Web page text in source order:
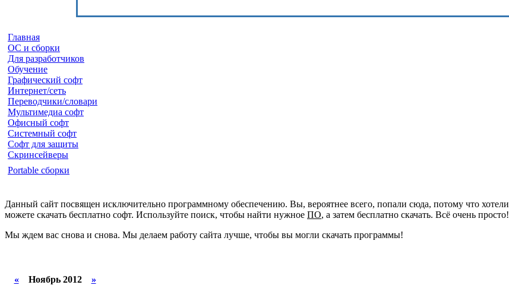
Главная
ОС и сборки
Для разработчиков
Обучение
Графический софт
Интернет/сеть
Переводчики/словари
Мультимедиа софт
Офисный софт
Системный софт
Софт для защиты
Скринсейверы
Portable сборки
Данный сайт посвящен исключительно программному обеспечению. Вы, вероятнее всего, попали сюда, потому что хотели
можете скачать бесплатно софт. Используйте поиск, чтобы найти нужное ПО, а затем бесплатно скачать. Всё очень просто!
Мы ждем вас снова и снова. Мы делаем работу сайта лучше, чтобы вы могли скачать программы!
«Ноябрь 2012 »